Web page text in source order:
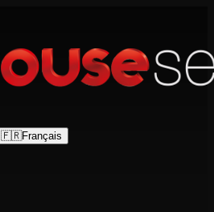
🇫🇷Français